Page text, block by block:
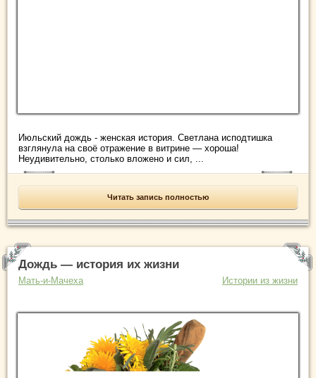
Июльский дождь - женская история. Светлана исподтишка
взглянула на своё отражение в витрине — хороша!
Неудивительно, столько вложено и сил, ...
Читать запись полностью
Дождь — история их жизни
Мать-и-Мачеха Истории из жизни